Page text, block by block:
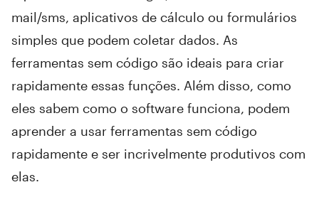
mail/sms, aplicativos de cálculo ou formulários
simples que podem coletar dados. As
ferramentas sem código são ideais para criar
rapidamente essas funções. Além disso, como
eles sabem como o software funciona, podem
aprender a usar ferramentas sem código
rapidamente e ser incrivelmente produtivos com
elas.